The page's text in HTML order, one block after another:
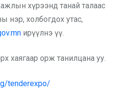
хүрээнд танай талаас
нэр, холбогдох утас,
ирүүлнэ үү.
хаягаар орж танилцана уу.
tenderexpo/